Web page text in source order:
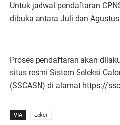
Untuk jadwal pendaftaran
dibuka antara Juli dan
Proses pendaftaran akan
situs resmi Sistem Seleksi
(SSCASN) di alamat https://
VIA Loker